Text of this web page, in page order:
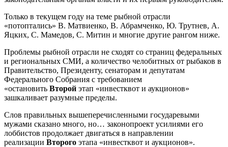
Только в текущем году на теме рыбной отрасли
«потоптались» В. Матвиенко, В. Абрамченко, Ю. Трутнев, А.
Яцких, С. Мамедов, С. Митин и многие другие рангом ниже.
Проблемы рыбной отрасли не сходят со страниц федеральных
и региональных СМИ, а количество челобитных от рыбаков в
Правительство, Президенту, сенаторам и депутатам
Федерального Собрания с требованием
«остановить Второй этап «инвестквот и аукционов»
зашкаливает разумные пределы.
Слов правильных вышеперечисленными государевыми
мужами сказано много, но… законопроект усилиями его
лоббистов продолжает двигаться в направлении
реализации Второго этапа «инвестквот и аукционов».